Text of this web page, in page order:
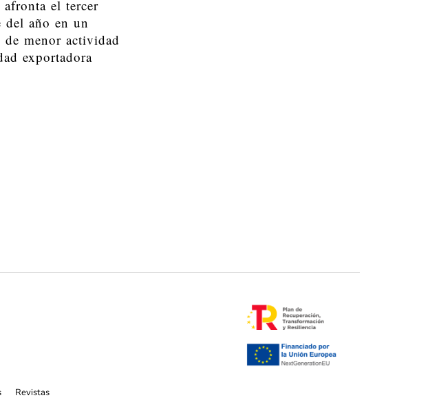
el tercer
del año en un
de menor actividad
exportadora
Revistas